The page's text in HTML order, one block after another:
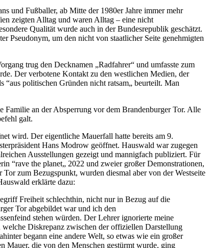
und Fußballer, ab Mitte der 1980er Jahre immer mehr
zeigten Alltag und waren Alltag – eine nicht
Qualität wurde auch in der Bundesrepublik geschätzt.
Pseudonym, um den nicht von staatlicher Seite genehmigten
trug den Decknamen „Radfahrer“ und umfasste zum
Der verbotene Kontakt zu den westlichen Medien, der
politischen Gründen nicht ratsam„ beurteilt. Man
an der Absperrung vor dem Brandenburger Tor. Alle
galt.
wird. Der eigentliche Mauerfall hatte bereits am 9.
Hans Modrow geöffnet. Hauswald war zugegen
Ausstellungen gezeigt und mannigfach publiziert. Für
“rave the planet„ 2022 und zweier großer Demonstrationen,
zum Bezugspunkt, wurden diesmal aber von der Westseite
erklärte dazu:
Freiheit schlechthin, nicht nur in Bezug auf die
Tor abgebildet war und ich den
stehen würden. Der Lehrer ignorierte meine
welche Diskrepanz zwischen der offiziellen Darstellung
begann eine andere Welt, so etwas wie ein großer
Mauer, die von den Menschen gestürmt wurde, ging